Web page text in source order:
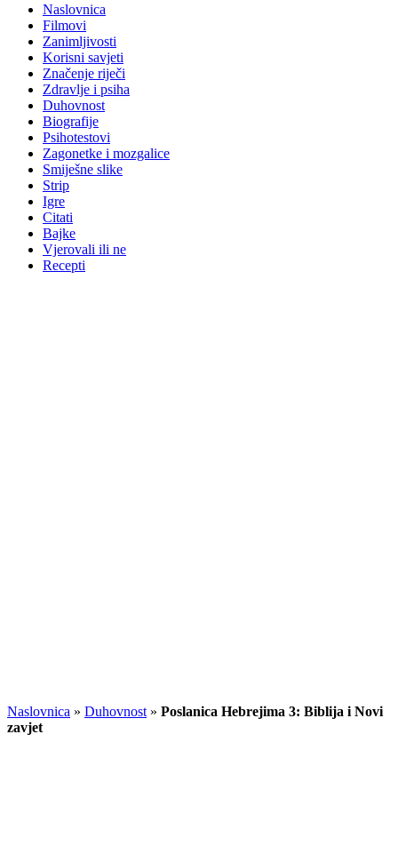
Naslovnica
Filmovi
Zanimljivosti
Korisni savjeti
Značenje riječi
Zdravlje i psiha
Duhovnost
Biografije
Psihotestovi
Zagonetke i mozgalice
Smiješne slike
Strip
Igre
Citati
Bajke
Vjerovali ili ne
Recepti
Naslovnica » Duhovnost » Poslanica Hebrejima 3: Biblija i Novi
zavjet